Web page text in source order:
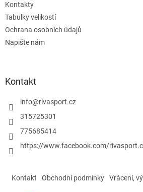
Kontakty
Tabulky velikostí
Ochrana osobních údajů
Napište nám
Kontakt
info@rivasport.cz
315725301
775685414
https://www.facebook.com/
Kontakt Obchodní podmínky Vrácení,